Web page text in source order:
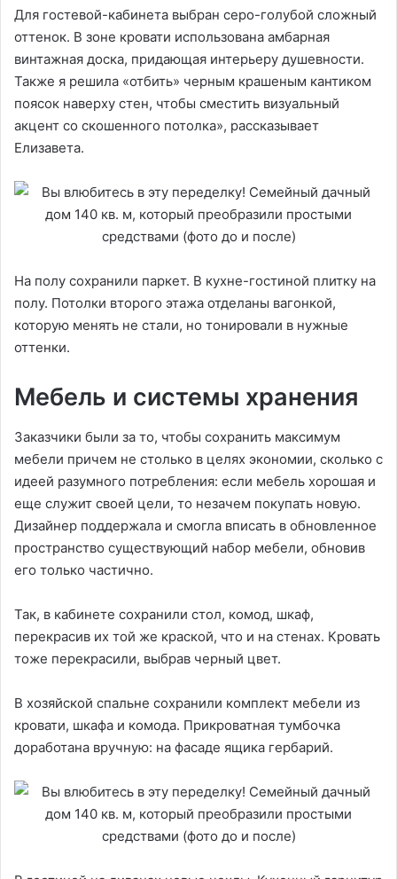
Для гостевой-кабинета выбран серо-голубой сложный
оттенок. В зоне кровати использована амбарная
винтажная доска, придающая интерьеру душевности.
Также я решила «отбить» черным крашеным кантиком
поясок наверху стен, чтобы сместить визуальный
акцент со скошенного потолка», рассказывает
Елизавета.
На полу сохранили паркет. В кухне-гостиной плитку на
полу. Потолки второго этажа отделаны вагонкой,
которую менять не стали, но тонировали в нужные
оттенки.
Мебель и системы хранения
Заказчики были за то, чтобы сохранить максимум
мебели причем не столько в целях экономии, сколько с
идеей разумного потребления: если мебель хорошая и
еще служит своей цели, то незачем покупать новую.
Дизайнер поддержала и смогла вписать в обновленное
пространство существующий набор мебели, обновив
его только частично.
Так, в кабинете сохранили стол, комод, шкаф,
перекрасив их той же краской, что и на стенах. Кровать
тоже перекрасили, выбрав черный цвет.
В хозяйской спальне сохранили комплект мебели из
кровати, шкафа и комода. Прикроватная тумбочка
доработана вручную: на фасаде ящика гербарий.